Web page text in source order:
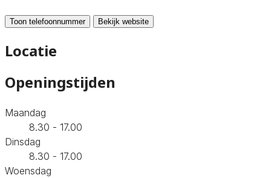
Toon telefoonnummer Bekijk website
Locatie
Openingstijden
Maandag
8.30 - 17.00
Dinsdag
8.30 - 17.00
Woensdag